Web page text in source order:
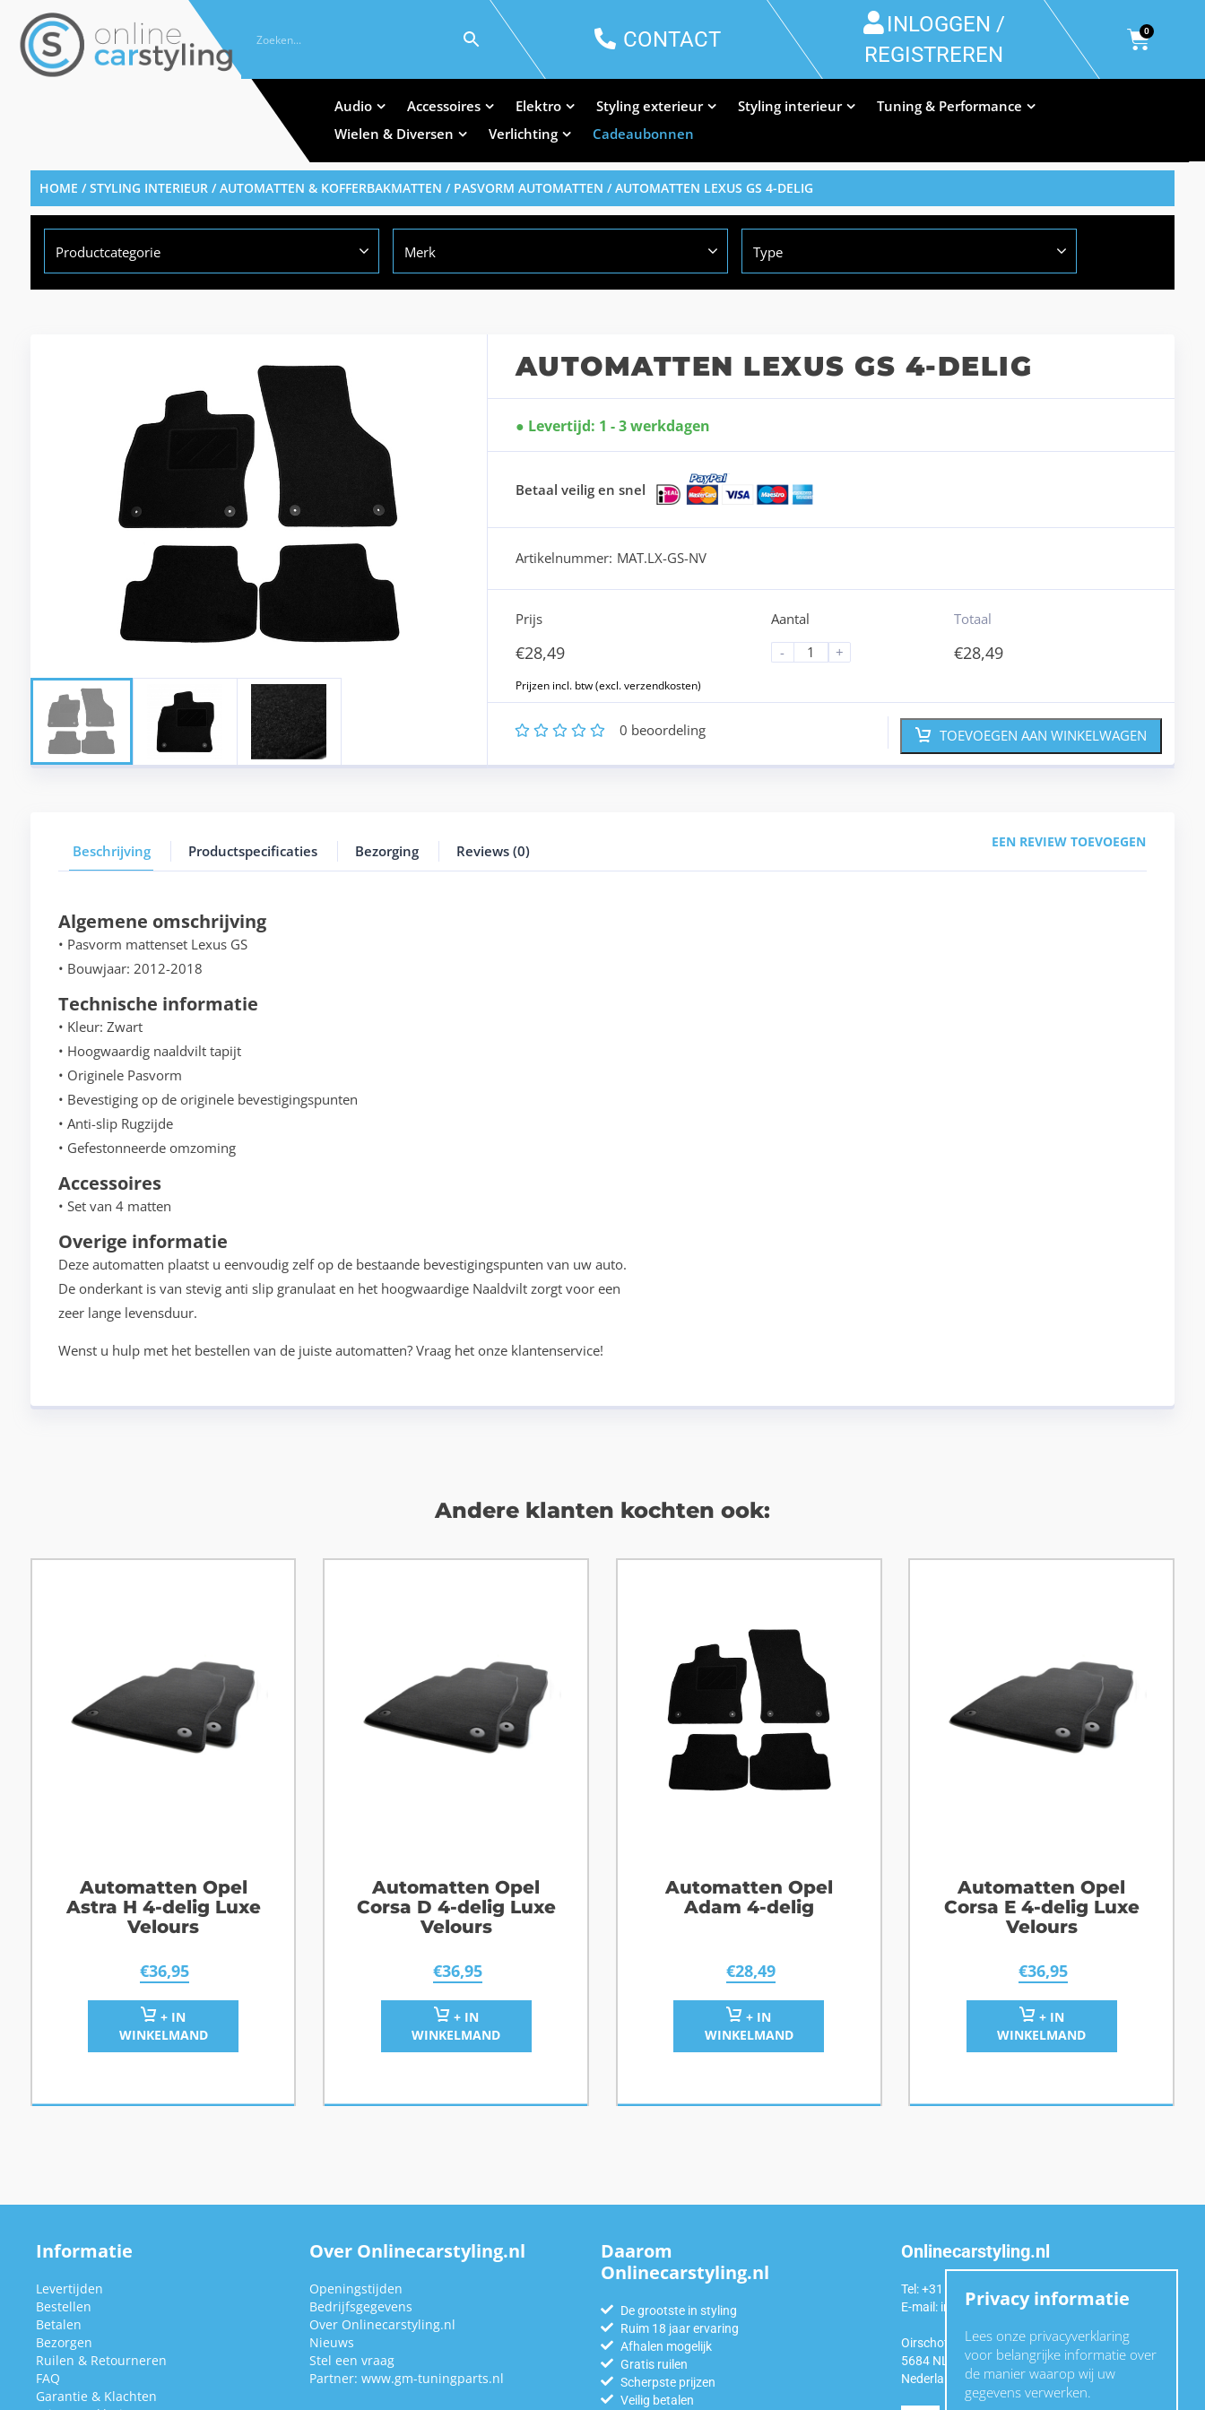
CONTACT
INLOGGEN /
REGISTREREN
0
Audio Accessoires Elektro Styling exterieur Styling interieur
Tuning & Performance
Wielen & Diversen
Verlichting Cadeaubonnen
HOME /STYLING INTERIEUR/AUTOMATTEN & KOFFERBAKMATTEN / PASVORM AUTOMATTEN / AUTOMATTEN LEXUS GS 4-DELIG
Productcategorie Merk Type
AUTOMATTEN LEXUS GS 4-DELIG
Levertijd: 1 - 3 werkdagen
Betaal veilig en snel
Artikelnummer: MAT.LX-GS-NV
Prijs
€28,49
Aantal
-
+
Totaal
€28,49
5
4
3
2 0 beoordeling TOEVOEGEN AAN WINKELWAGEN
Beschrijving Productspecificaties Bezorging Reviews (0)
EEN REVIEW TOEVOEGEN
Algemene omschrijving
• Pasvorm mattenset Lexus GS
• Bouwjaar: 2012-2018
Technische informatie
• Kleur: Zwart
• Hoogwaardig naaldvilt tapijt
• Originele Pasvorm
• Bevestiging op de originele bevestigingspunten
• Anti-slip Rugzijde
• Gefestonneerde omzoming
Accessoires
• Set van 4 matten
Overige informatie
Deze automatten plaatst u eenvoudig zelf op de bestaande bevestigingspunten van uw auto.
De onderkant is van stevig anti slip granulaat en het hoogwaardige Naaldvilt zorgt voor een
zeer lange levensduur.
Wenst u hulp met het bestellen van de juiste automatten? Vraag het onze klantenservice!
Andere klanten kochten ook:
Automatten Opel
Astra H 4-delig Luxe
Velours
€36,95
+ IN
WINKELMAND
Automatten Opel
Corsa D 4-delig Luxe
Velours
€36,95
+ IN
WINKELMAND
Automatten Opel
Adam 4-delig
€28,49
+ IN
WINKELMAND
Automatten Opel
Corsa E 4-delig Luxe
Velours
€36,95
+ IN
WINKELMAND
Informatie
Levertijden
Bestellen
Betalen
Bezorgen
Ruilen & Retourneren
FAQ
Garantie & Klachten
Over Onlinecarstyling.nl
Openingstijden
Bedrijfsgegevens
Over Onlinecarstyling.nl
Nieuws
Stel een vraag
Partner: www.gm-tuningparts.nl
Daarom
Onlinecarstyling.nl
De grootste in styling
Ruim 18 jaar ervaring
Afhalen mogelijk
Gratis ruilen
Scherpste prijzen
Veilig betalen
Onlinecarstyling.nl
Tel: +31 (0)6 54 98 49 99
E-mail: info@onlinecarstyling.nl
Oirschotseweg 92a
5684 NL Best
Nederland
Privacy informatie
Lees onze privacyverklaring
voor belangrijke informatie over
de manier waarop wij uw
gegevens verwerken.